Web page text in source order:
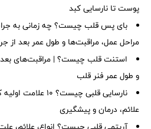
پوست تا نارسایی کبد
بای پس قلب چیست؟ چه زمانی به
مراحل عمل، مراقبت‌ها و طول عمر بعد از
استنت قلب چیست؟ | مراقبت‌های بعد
و طول عمر فنر قلب
نارسایی قلبی
علائم، درمان و پیشگیری